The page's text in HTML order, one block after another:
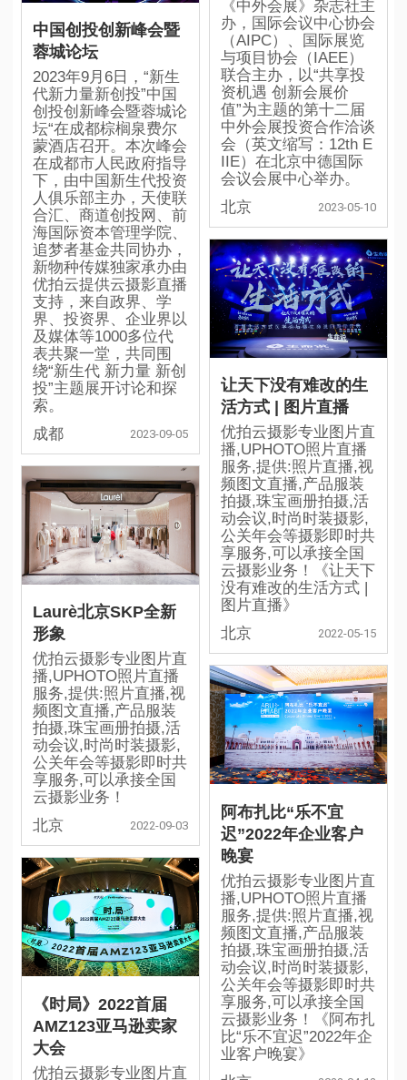
中国创投创新峰会暨
蓉城论坛
2023年9月6日，“新生
代新力量新创投”中国
创投创新峰会暨蓉城论
坛“在成都棕榈泉费尔
蒙酒店召开。本次峰会
在成都市人民政府指导
下，由中国新生代投资
人俱乐部主办，天使联
合汇、商道创投网、前
海国际资本管理学院、
追梦者基金共同协办，
新物种传媒独家承办由
优拍云提供云摄影直播
支持，来自政界、学
界、投资界、企业界以
及媒体等1000多位代
表共聚一堂，共同围
绕“新生代 新力量 新创
投”主题展开讨论和探
索。
成都
2023-09-05
Laurè北京SKP全新
形象
优拍云摄影专业图片直
播,UPHOTO照片直播
服务,提供:照片直播,视
频图文直播,产品服装
拍摄,珠宝画册拍摄,活
动会议,时尚时装摄影,
公关年会等摄影即时共
享服务,可以承接全国
云摄影业务！
北京
2022-09-03
《时局》2022首届
AMZ123亚马逊卖家
大会
优拍云摄影专业图片直
《中外会展》杂志社主
办，国际会议中心协会
（AIPC）、国际展览
与项目协会（IAEE）
联合主办，以“共享投
资机遇 创新会展价
值”为主题的第十二届
中外会展投资合作洽谈
会（英文缩写：12th E
IIE）在北京中德国际
会议会展中心举办。
北京
2023-05-10
让天下没有难改的生
活方式 | 图片直播
优拍云摄影专业图片直
播,UPHOTO照片直播
服务,提供:照片直播,视
频图文直播,产品服装
拍摄,珠宝画册拍摄,活
动会议,时尚时装摄影,
公关年会等摄影即时共
享服务,可以承接全国
云摄影业务！《让天下
没有难改的生活方式 |
图片直播》
北京
2022-05-15
阿布扎比“乐不宜
迟”2022年企业客户
晚宴
优拍云摄影专业图片直
播,UPHOTO照片直播
服务,提供:照片直播,视
频图文直播,产品服装
拍摄,珠宝画册拍摄,活
动会议,时尚时装摄影,
公关年会等摄影即时共
享服务,可以承接全国
云摄影业务！《阿布扎
比“乐不宜迟”2022年企
业客户晚宴》